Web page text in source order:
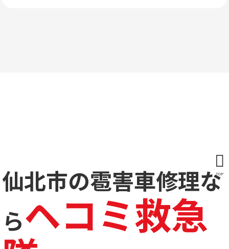
仙北市の雹害車修理な
らヘコミ救急
TOP